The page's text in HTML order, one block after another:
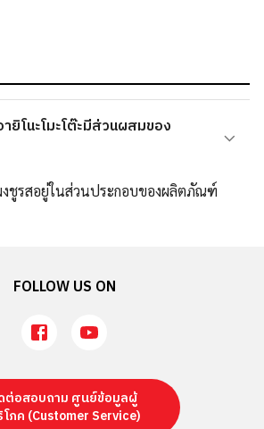
โนะโมะโต๊ะมีส่วนผสมของ
ชูรสอยู่ในส่วนประกอบของผลิตภัณฑ์
FOLLOW US ON
ต่อสอบถาม ศูนย์ข้อมูลผู้
ภค (Customer Service)